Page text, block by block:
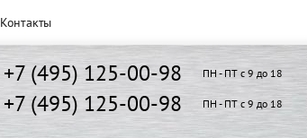
Контакты
+7 (495) 125-00-98 ПН - ПТ с 9 до 18
+7 (495) 125-00-98 ПН - ПТ с 9 до 18